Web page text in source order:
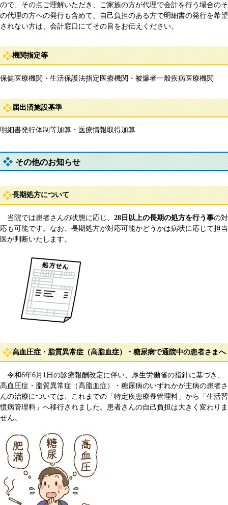
ので、その点ご理解いただき、ご家族の方が代理で会計を行う場合のそ
の代理の方への発行も含めて、自己負担のある方で明細書の発行を希望
されない方は、会計窓口にてその旨をお伝えください。
機関指定等
保健医療機関・生活保護法指定医療機関・被爆者一般疾病医療機関
届出済施設基準
明細書発行体制等加算・医療情報取得加算
その他のお知らせ
長期処方について
当院では患者さんの状態に応じ、 28日以上の長期の処方を行う事の対
応も可能です。なお、長期処方が対応可能かどうかは病状に応じて担当
医が判断いたします。
高血圧症・脂質異常症（高脂血症）・糖尿病で通院中の患者さまへ
令和6年6月1日の診療報酬改定に伴い、厚生労働省の指針に基づき、
高血圧症・脂質異常症（高脂血症）・糖尿病のいずれかが主病の患者さ
んの治療については、これまでの「特定疾患療養管理料」から「生活習
慣病管理料」へ移行されました。患者さんの自己負担は大きく変わりま
せん。